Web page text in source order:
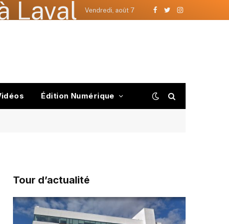
Laval Vendredi, août 7
Facebook
TwitterInstagram
Édition Numérique
Tour d’actualité